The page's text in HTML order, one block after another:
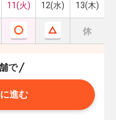
11(火) 12(水) 13(木)
で
進む